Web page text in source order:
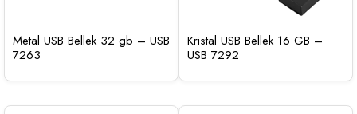
Metal USB Bellek 32 gb – USB
7263
Kristal USB Bellek 16 GB –
USB 7292